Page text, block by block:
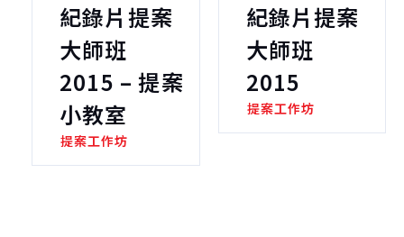
紀錄片提案
大師班
2015 – 提案
小教室
提案工作坊
紀錄片提案
大師班
2015
提案工作坊